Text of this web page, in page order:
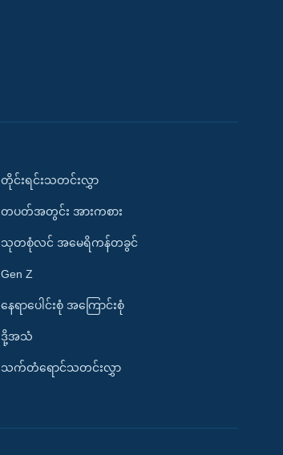
တိုင်းရင်းသတင်းလွှာ
တပတ်အတွင်း အားကစား
သုတစုံလင် အမေရိကန်တခွင်
Gen Z
နေရာပေါင်းစုံ အကြောင်းစုံ
ဒို့အသံ
သက်တံရောင်သတင်းလွှာ